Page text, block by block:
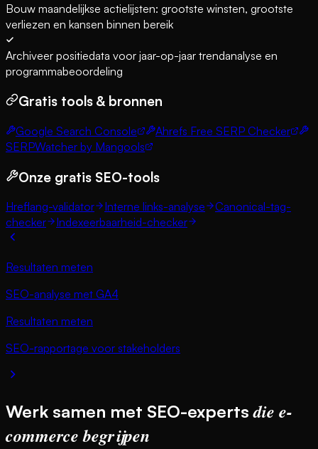
Bouw maandelijkse actielijsten: grootste winsten, grootste
verliezen en kansen binnen bereik
Archiveer positiedata voor jaar-op-jaar trendanalyse en
programmabeoordeling
Gratis tools & bronnen
Google Search Console
Ahrefs Free SERP Checker
SERPWatcher by Mangools
Onze gratis SEO-tools
Hreflang-validator Interne links-analyse
Canonical-tag-
checker
Indexeerbaarheid-checker
Resultaten meten
SEO-analyse met GA4
Resultaten meten
SEO-rapportage voor stakeholders
Werk samen met SEO-expertsdie e-
commerce begrijpen